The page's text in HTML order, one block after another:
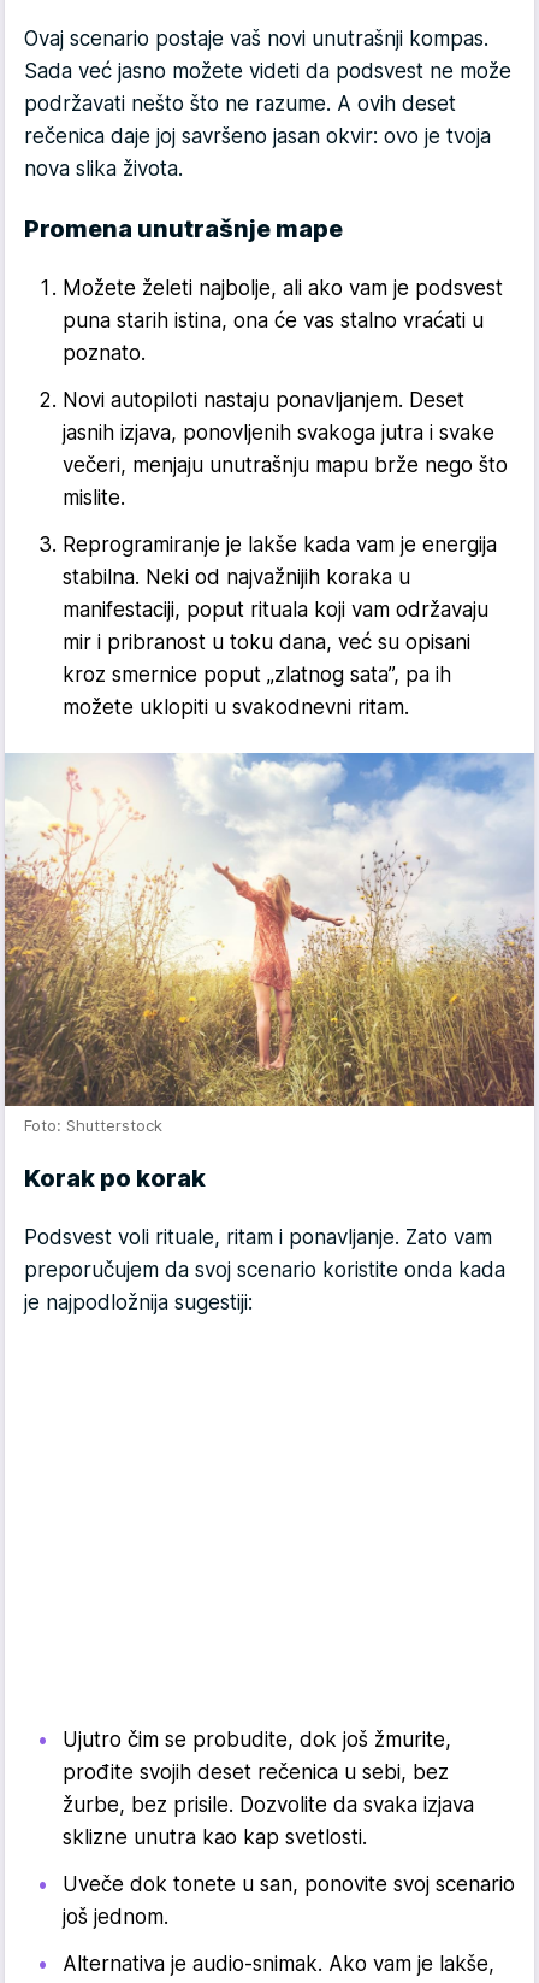
Ovaj scenario postaje vaš novi unutrašnji kompas.
Sada već jasno možete videti da podsvest ne može
podržavati nešto što ne razu­me. A ovih deset
rečenica daje joj savršeno jasan okvir: ovo je tvoja
nova slika života.
Promena unutrašnje mape
Možete želeti najbolje, ali ako vam je podsvest
puna starih istina, ona će vas stalno vraćati u
poznato.
Novi autopiloti nastaju ponavljanjem. Deset
jasnih izjava, ponovljenih svakoga jutra i svake
večeri, menjaju unutrašnju mapu brže nego što
mislite.
Reprogramiranje je lakše kada vam je energija
stabilna. Neki od najvažnijih koraka u
manifestaciji, poput rituala koji vam održavaju
mir i pribranost u toku dana, već su opisani
kroz smernice poput „zlat­nog sata”, pa ih
možete uklopiti u svakodnevni ritam.
Foto: Shutterstock
Korak po korak
Podsvest voli rituale, ritam i ponavljanje. Zato vam
preporučujem da svoj scena­rio koristite onda kada
je najpodložnija sugestiji:
Ujutro čim se probudite, dok još žmurite,
prođite svojih deset rečenica u sebi, bez
žurbe, bez prisile. Dozvolite da svaka izjava
sklizne unutra kao kap svetlosti.
Uveče dok tonete u san, ponovite svoj scenario
još jednom.
Alternativa je audio-snimak. Ako vam je lakše,